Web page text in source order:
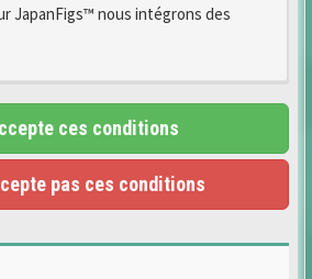
JapanFigs™ nous intégrons des
ces conditions
pas ces conditions